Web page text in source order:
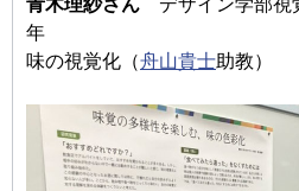
年
味の視覚化（舟山貴士助教）